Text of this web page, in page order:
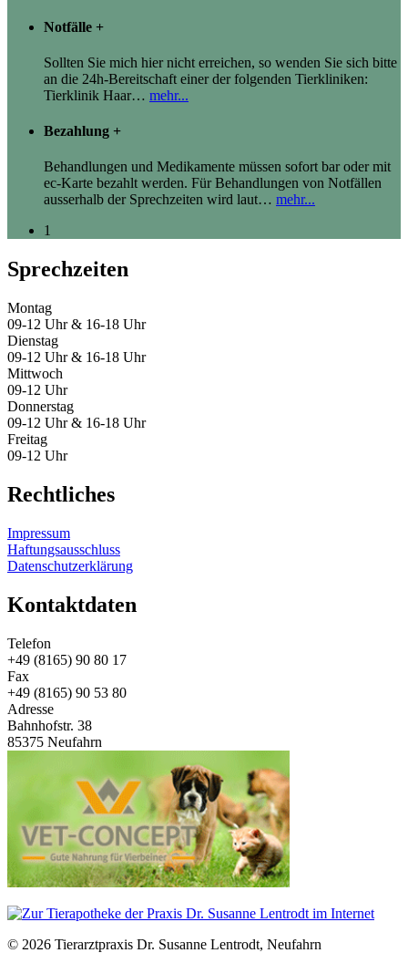
Notfälle +
Sollten Sie mich hier nicht erreichen, so wenden Sie sich bitte
an die 24h-Bereitschaft einer der folgenden Tierkliniken:
Tierklinik Haar… mehr...
Bezahlung +
Behandlungen und Medikamente müssen sofort bar oder mit
ec-Karte bezahlt werden. Für Behandlungen von Notfällen
ausserhalb der Sprechzeiten wird laut… mehr...
1
Sprechzeiten
Montag
09-12 Uhr & 16-18 Uhr
Dienstag
09-12 Uhr & 16-18 Uhr
Mittwoch
09-12 Uhr
Donnerstag
09-12 Uhr & 16-18 Uhr
Freitag
09-12 Uhr
Rechtliches
Impressum
Haftungsausschluss
Datenschutzerklärung
Kontaktdaten
Telefon
+49 (8165) 90 80 17
Fax
+49 (8165) 90 53 80
Adresse
Bahnhofstr. 38
85375 Neufahrn
© 2026 Tierarztpraxis Dr. Susanne Lentrodt, Neufahrn